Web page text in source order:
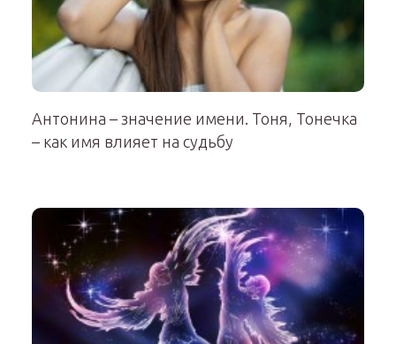
Антонина – значение имени. Тоня, Тонечка
– как имя влияет на судьбу